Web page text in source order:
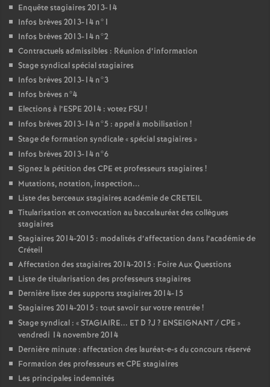
Enquête stagiaires 2013-14
Infos brèves 2013-14 n°1
Infos brèves 2013-14 n°2
Contractuels admissibles : Réunion d’information
Stage syndical spécial stagiaires
Infos brèves 2013-14 n°3
Infos brèves n°4
Elections à l’ESPE 2014 : votez FSU !
Infos brèves 2013-14 n°5 : appel à mobilisation !
Stage de formation syndicale «spécial stagiaires »
Infos brèves 2013-14 n°6
Signez la pétition des CPE et professeurs stagiaires !
Mutations, notation, inspection...
Liste des berceaux stagiaires académie deCRETEIL
Titularisation et convocation au baccalauréat des collègues
stagiaires
Stagiaires 2014-2015 : modalités d’affectation dans l’académie de
Créteil
Affectation des stagiaires 2014-2015 : Foire Aux Questions
Liste de titularisation des professeurs stagiaires
Dernière liste des supports stagiaires 2014-15
Stagiaires 2014-2015 : tout savoir sur votre rentrée!
Stage syndical : «STAGIAIRE... ET D ?J ? ENSEIGNANT/CPE »
vendredi 14 novembre 2014
Dernière minute : affectation des lauréat-e-s du concours réservé
Formation des professeurs etCPE stagiaires
Les principales indemnités